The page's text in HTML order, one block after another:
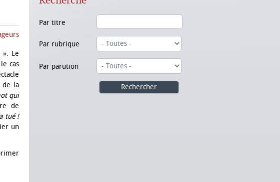
Le
cas
de la
qui
de
tué !
un
Par titre
Par rubrique
Par parution